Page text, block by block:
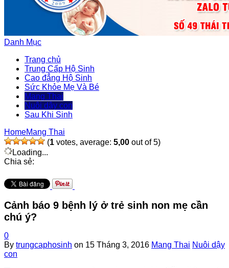
Danh Mục
Trang chủ
Trung Cấp Hộ Sinh
Cao đẳng Hộ Sinh
Sức Khỏe Mẹ Và Bé
Mang Thai
Nuôi dậy con
Sau Khi Sinh
HomeMang Thai
(1 votes, average: 5,00 out of 5)
Loading...
Chia sẻ:
Cảnh báo 9 bệnh lý ở trẻ sinh non mẹ cần
chú ý?
0
By trungcaphosinh on 15 Tháng 3, 2016 Mang Thai Nuôi dậy
con